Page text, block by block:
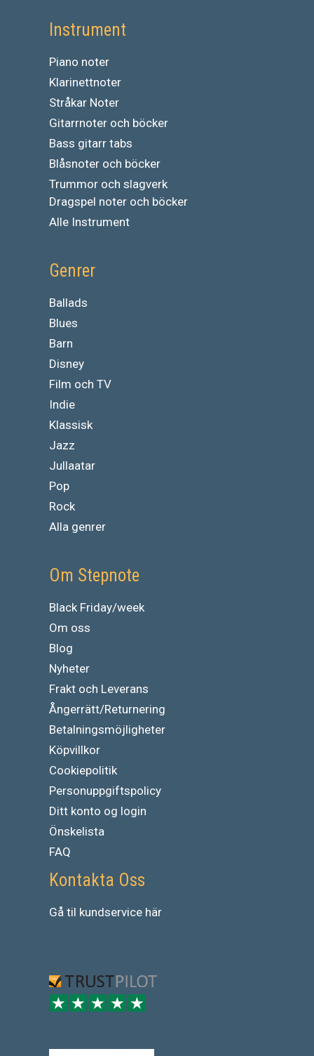
Instrument
Piano noter
Klarinettnoter
Stråkar Noter
Gitarrnoter och böcker
Bass gitarr tabs
Blåsnoter och böcker
Trummor och slagverk
Dragspel noter och böcker
Alle Instrument
Genrer
Ballads
Blues
Barn
Disney
Film och TV
Indie
Klassisk
Jazz
Jullaatar
Pop
Rock
Alla genrer
Om Stepnote
Black Friday/week
Om oss
Blog
Nyheter
Frakt och Leverans
Ångerrätt/Returnering
Betalningsmöjligheter
Köpvillkor
Cookiepolitik
Personuppgiftspolicy
Ditt konto og login
Önskelista
FAQ
Kontakta Oss
Gå til kundservice här